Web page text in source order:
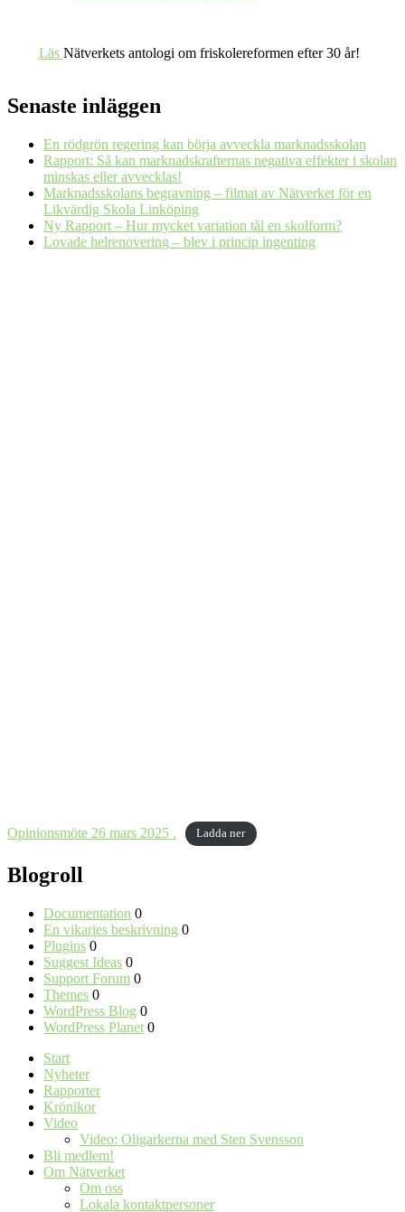
Läs Nätverkets antologi om friskolereformen efter 30 år!
Senaste inläggen
En rödgrön regering kan börja avveckla marknadsskolan
Rapport: Så kan marknadskrafternas negativa effekter i skolan
minskas eller avvecklas!
Marknadsskolans begravning – filmat av Nätverket för en
Likvärdig Skola Linköping
Ny Rapport – Hur mycket variation tål en skolform?
Lovade helrenovering – blev i princip ingenting
Opinionsmöte 26 mars 2025 . Ladda ner
Blogroll
Documentation 0
En vikaries beskrivning 0
Plugins 0
Suggest Ideas 0
Support Forum 0
Themes 0
WordPress Blog 0
WordPress Planet 0
Start
Nyheter
Rapporter
Krönikor
Video
Video: Oligarkerna med Sten Svensson
Bli medlem!
Om Nätverket
Om oss
Lokala kontaktpersoner